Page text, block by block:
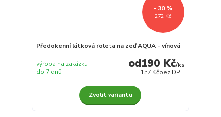
272 Kč
- 30 %
Předokenní látková roleta na zeď AQUA - vínová
190 Kč/ks
157 Kčbez DPH
výroba na zakázku
do 7 dnů
Zvolit variantu